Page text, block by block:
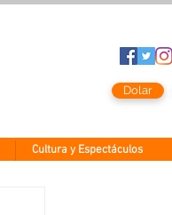
Dolar
Cultura y Espectáculos